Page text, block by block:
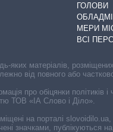
ГОЛОВИ
МЕРИ
ВСІ
яких матеріалів,
від повного або
про обіцянки
ТОВ «ІА Слово і Діло».
на порталі
значками, публікуються